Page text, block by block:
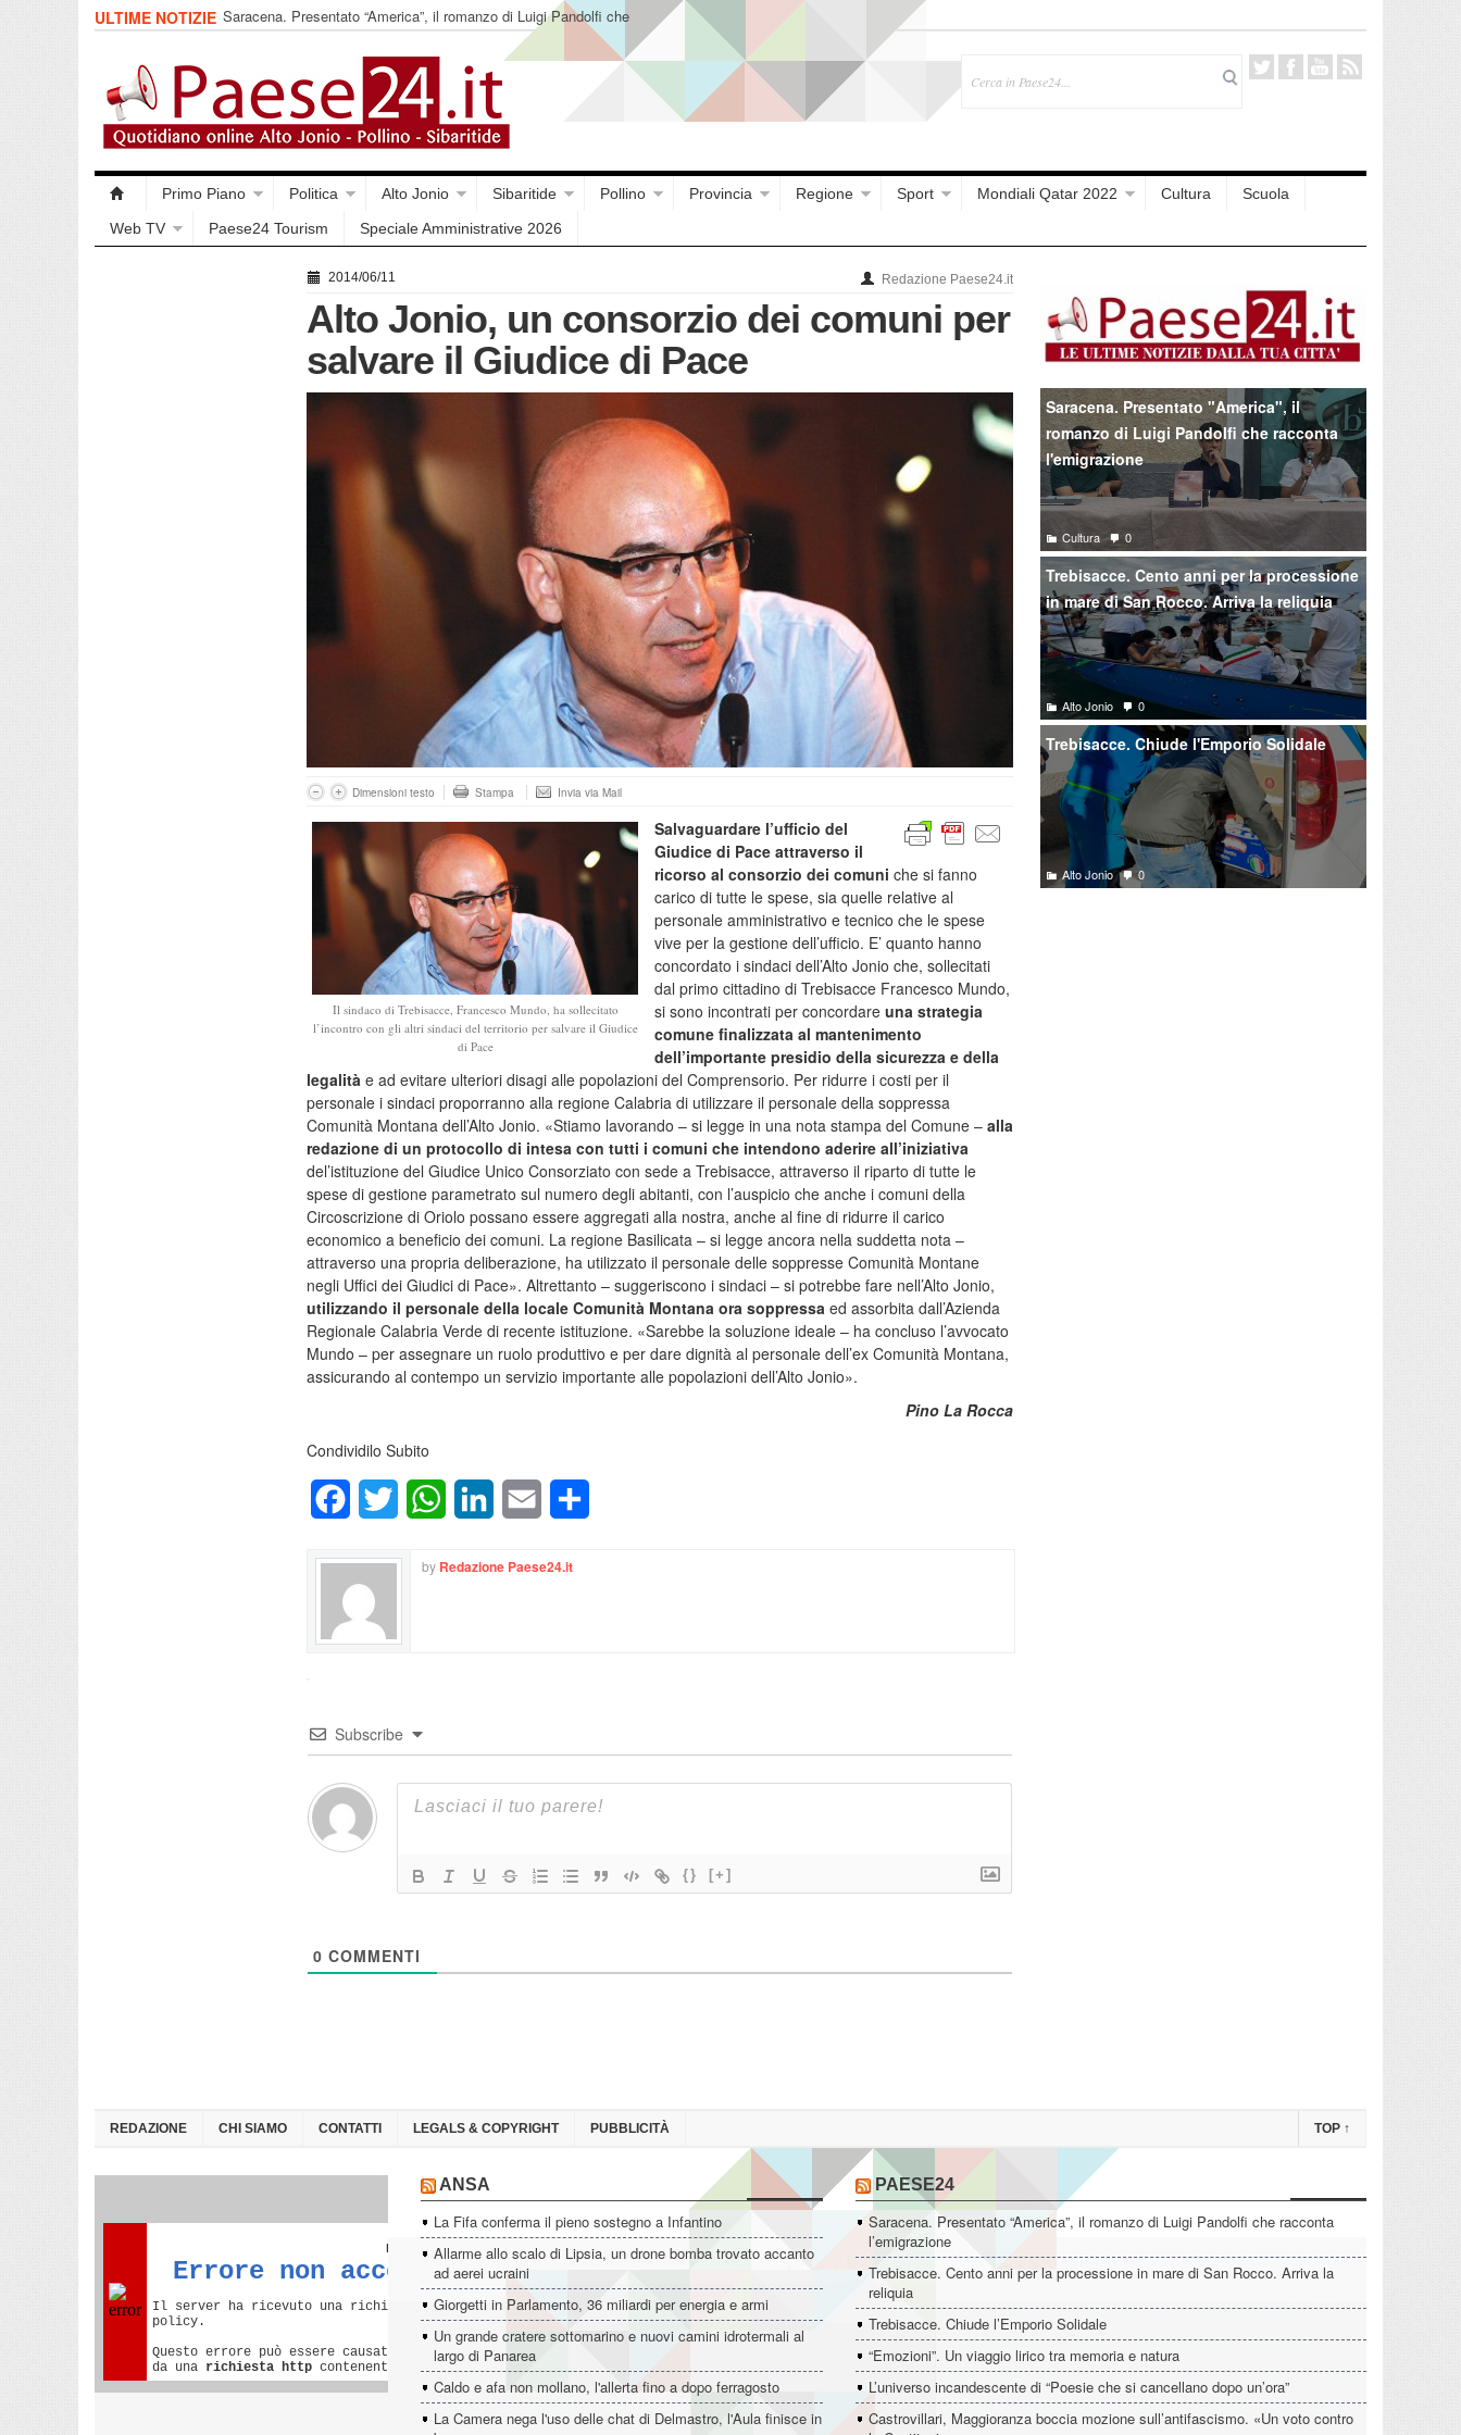
ULTIME NOTIZIE Saracena. Presentato “America”, il romanzo di Luigi Pandolfi che
racconta l’emigrazione
Primo Piano Politica Alto Jonio Sibaritide Pollino Provincia Regione Sport Mondiali Qatar 2022 Cultura
Scuola
Web TV
Paese24 Tourism Speciale Amministrative 2026
2014/06/11 Redazione Paese24.it
Alto Jonio, un consorzio dei comuni per
salvare il Giudice di Pace
Dimensioni testo Stampa Invia via Mail
Il sindaco di Trebisacce, Francesco Mundo, ha sollecitato
l’incontro con gli altri sindaci del territorio per salvare il Giudice
di Pace
Salvaguardare l’ufficio del
Giudice di Pace attraverso il
ricorso al consorzio dei comuni che si fanno
carico di tutte le spese, sia quelle relative al
personale amministrativo e tecnico che le spese
vive per la gestione dell’ufficio. E’ quanto hanno
concordato i sindaci dell’Alto Jonio che, sollecitati
dal primo cittadino di Trebisacce Francesco Mundo,
si sono incontrati per concordare una strategia
comune finalizzata al mantenimento
dell’importante presidio della sicurezza e della
legalità e ad evitare ulteriori disagi alle popolazioni del Comprensorio. Per ridurre i costi per il
personale i sindaci proporranno alla regione Calabria di utilizzare il personale della soppressa
Comunità Montana dell’Alto Jonio. «Stiamo lavorando – si legge in una nota stampa del Comune – alla
redazione di un protocollo di intesa con tutti i comuni che intendono aderire all’iniziativa
del’istituzione del Giudice Unico Consorziato con sede a Trebisacce, attraverso il riparto di tutte le
spese di gestione parametrato sul numero degli abitanti, con l’auspicio che anche i comuni della
Circoscrizione di Oriolo possano essere aggregati alla nostra, anche al fine di ridurre il carico
economico a beneficio dei comuni. La regione Basilicata – si legge ancora nella suddetta nota –
attraverso una propria deliberazione, ha utilizzato il personale delle soppresse Comunità Montane
negli Uffici dei Giudici di Pace». Altrettanto – suggeriscono i sindaci – si potrebbe fare nell’Alto Jonio,
utilizzando il personale della locale Comunità Montana ora soppressa ed assorbita dall’Azienda
Regionale Calabria Verde di recente istituzione. «Sarebbe la soluzione ideale – ha concluso l’avvocato
Mundo – per assegnare un ruolo produttivo e per dare dignità al personale dell’ex Comunità Montana,
assicurando al contempo un servizio importante alle popolazioni dell’Alto Jonio».
Pino La Rocca
Condividilo Subito
FacebookTwitter WhatsAppLinkedInEmail
by Redazione Paese24.it
Subscribe
{} [+]
0 COMMENTI
Saracena. Presentato "America", il
romanzo di Luigi Pandolfi che racconta
l'emigrazione
Cultura 0
Trebisacce. Cento anni per la processione
in mare di San Rocco. Arriva la reliquia
Alto Jonio 0
Trebisacce. Chiude l'Emporio Solidale
Alto Jonio 0
REDAZIONE CHI SIAMO CONTATTI LEGALS & COPYRIGHT PUBBLICITÀ TOP ↑
ANSA
La Fifa conferma il pieno sostegno a Infantino
Allarme allo scalo di Lipsia, un drone bomba trovato accanto
ad aerei ucraini
Giorgetti in Parlamento, 36 miliardi per energia e armi
Un grande cratere sottomarino e nuovi camini idrotermali al
largo di Panarea
Caldo e afa non mollano, l'allerta fino a dopo ferragosto
La Camera nega l'uso delle chat di Delmastro, l'Aula finisce in
PAESE24
Saracena. Presentato “America”, il romanzo di Luigi Pandolfi che racconta
l’emigrazione
Trebisacce. Cento anni per la processione in mare di San Rocco. Arriva la
reliquia
Trebisacce. Chiude l’Emporio Solidale
“Emozioni”. Un viaggio lirico tra memoria e natura
L’universo incandescente di “Poesie che si cancellano dopo un’ora”
Castrovillari, Maggioranza boccia mozione sull’antifascismo. «Un voto contro